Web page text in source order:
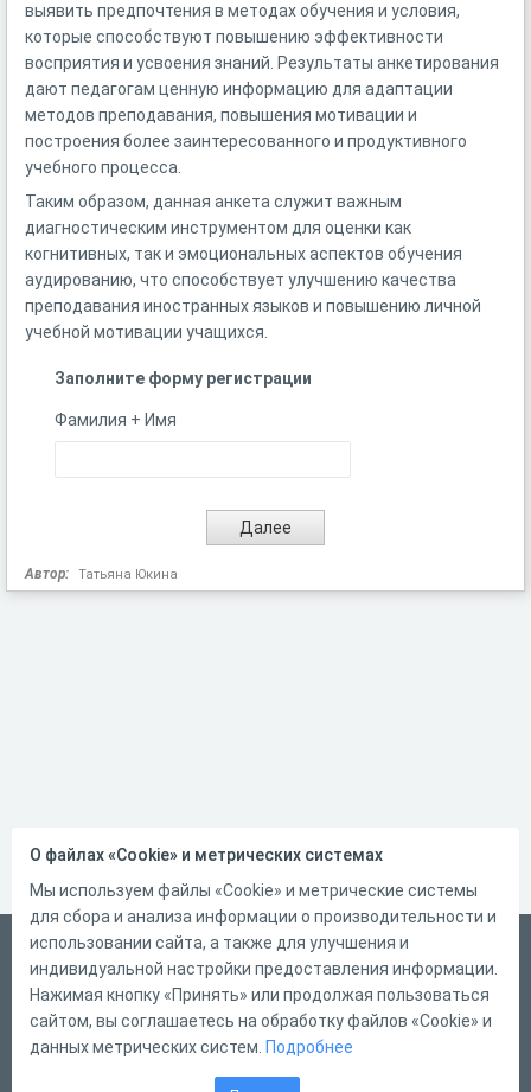
выявить предпочтения в методах обучения и условия,
которые способствуют повышению эффективности
восприятия и усвоения знаний. Результаты анкетирования
дают педагогам ценную информацию для адаптации
методов преподавания, повышения мотивации и
построения более заинтересованного и продуктивного
учебного процесса.
Таким образом, данная анкета служит важным
диагностическим инструментом для оценки как
когнитивных, так и эмоциональных аспектов обучения
аудированию, что способствует улучшению качества
преподавания иностранных языков и повышению личной
учебной мотивации учащихся.
Заполните форму регистрации
Фамилия + Имя
Автор: Татьяна Юкина
Русский
Справка
Форма обратной связи
О файлах «Cookie» и метрических системах
Мы используем файлы «Cookie» и метрические системы
для сбора и анализа информации о производительности и
использовании сайта, а также для улучшения и
индивидуальной настройки предоставления информации.
Нажимая кнопку «Принять» или продолжая пользоваться
сайтом, вы соглашаетесь на обработку файлов «Cookie» и
данных метрических систем. Подробнее